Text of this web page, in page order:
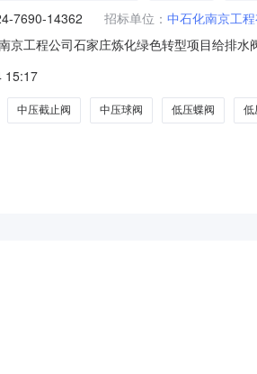
7690-14362 招标单位： 中石化南京工
京工程公司石家庄炼化绿色转型项目给排
中压截止阀3.0台6460302中压闸阀
15:17
中压截止阀 中压球阀 低压蝶阀 低